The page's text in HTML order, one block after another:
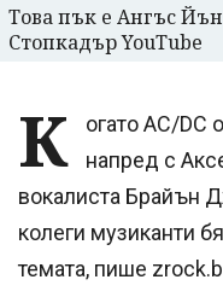
Това пък е Ангъс
Стопкадър YouTube
К
огато AC/DC
напред с
вокалиста Брайън
колеги музиканти
темата, пише